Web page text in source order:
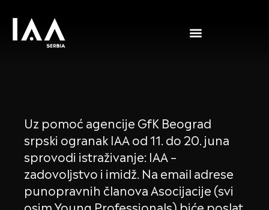
Uz pomoć agencije GfK Beograd
srpski ogranak IAA od 11. do 20. juna
sprovodi istraživanje: IAA –
zadovoljstvo i imidž. Na email adrese
punopravnih članova Asocijacije (svi
osim Young Professionals) biće poslat